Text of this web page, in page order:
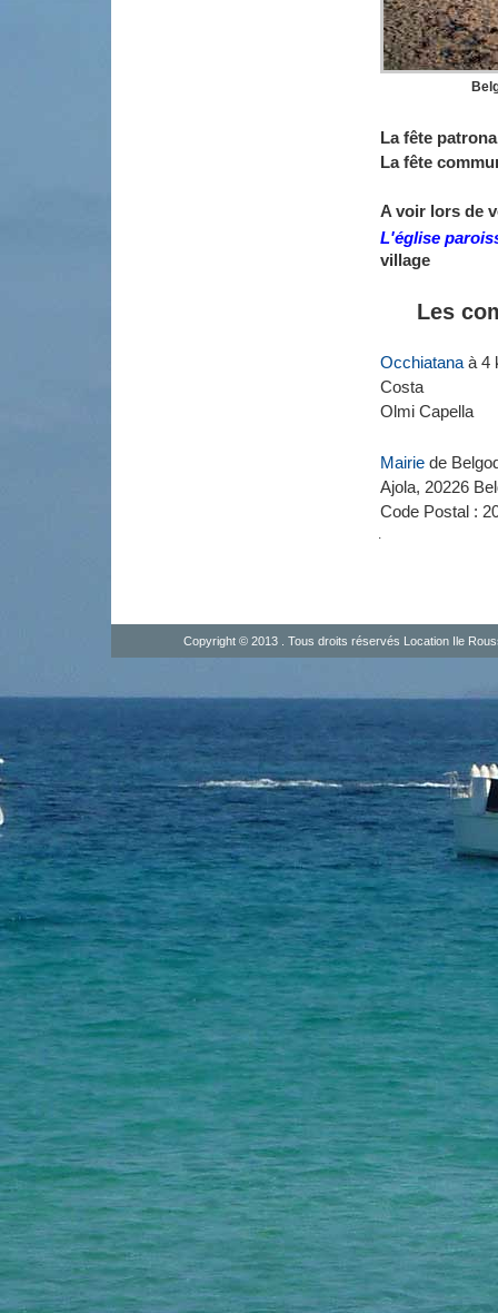
La fête
La fête
A voir lors de
L'église
village
Les
Occhiatana à 4
Costa
Olmi Capella
Mairie de
Ajola, 20226
Code Postal :
.
Copyright © 2013 . Tous droits réservés Location Ile